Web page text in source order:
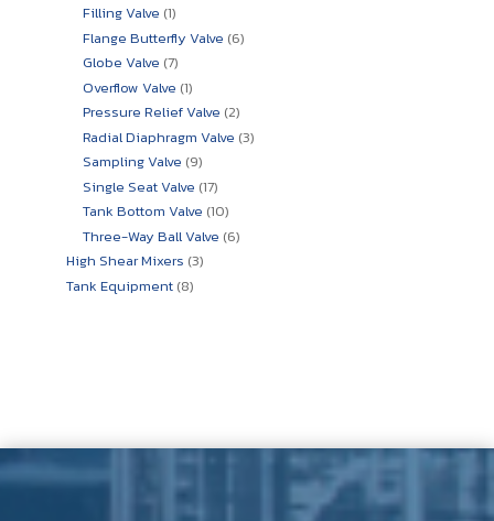
Filling Valve 11
สินค้า
Flange Butterfly Valve 66
Globe Valve 77
สินค้า
Overflow Valve 11
สินค้า
Pressure Relief Valve 22
สินค้า
Radial Diaphragm Valve 33
Sampling Valve 99
สินค้า
Single Seat Valve 1717
สินค้า
Tank Bottom Valve 1010
สินค้า
Three-Way Ball Valve 66
High Shear Mixers 33
Tank Equipment 88